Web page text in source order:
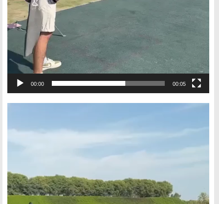
00:00 00:05